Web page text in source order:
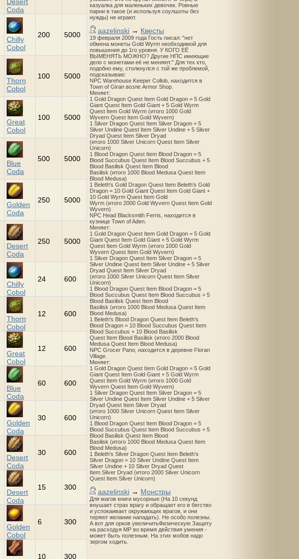
казуалка для маленьких девочек. Ровные
парни в такое (и используя соулшоты без
нужды) не играют.
aazelinski → Квесты
19 февраля 2009 года Гость писал: "нет
обмена монеты Gold Wyrm необходимой для
повышения до 1го уровня. У КОГО ЕЁ
ВЫМЕНЯТЬ МОЖНО? Другие НПС имеющие
дело с монетами её не меняют." Для тех кто,
подобно ему, столкнулся с той же проблемой,
подсказываю:
NPC Warehouse Keeper Collob, находится в
Town of Giran возле Armor Shop.
Меняет:
1 Gold Dragon Quest Item Gold Dragon = 5 Gold
Giant Quest Item Gold Giant + 5 Gold Wyrm
Quest Item Gold Wyrm (итого 1000 Gold
Wyvern Quest Item Gold Wyvern)
1 Silver Dragon Quest Item Silver Dragon = 5
Silver Undine Quest Item Silver Undine + 5 Silver
Dryad Quest Item Silver Dryad
(итого 1000 Silver Unicorn Quest Item Silver
Unicorn)
1 Blood Dragon Quest Item Blood Dragon = 5
Blood Succubus Quest Item Blood Succubus + 5
Blood Basilisk Quest Item Blood
Basilisk (итого 1000 Blood Medusa Quest Item
Blood Medusa)
1 Beleth's Gold Dragon Quest Item Beleth’s Gold
Dragon = 10 Gold Giant Quest Item Gold Giant +
10 Gold Wyrm Quest Item Gold
Wyrm (итого 2000 Gold Wyvern Quest Item Gold
Wyvern)
NPC Head Blacksmith Ferris, находится в
кузнице Town of Aden.
Меняет:
1 Gold Dragon Quest Item Gold Dragon = 5 Gold
Giant Quest Item Gold Giant + 5 Gold Wyrm
Quest Item Gold Wyrm (итого 1000 Gold
Wyvern Quest Item Gold Wyvern)
1 Silver Dragon Quest Item Silver Dragon = 5
Silver Undine Quest Item Silver Undine + 5 Silver
Dryad Quest Item Silver Dryad
(итого 1000 Silver Unicorn Quest Item Silver
Unicorn)
1 Blood Dragon Quest Item Blood Dragon = 5
Blood Succubus Quest Item Blood Succubus + 5
Blood Basilisk Quest Item Blood
Basilisk (итого 1000 Blood Medusa Quest Item
Blood Medusa)
1 Beleth's Blood Dragon Quest Item Beleth’s
Blood Dragon = 10 Blood Succubus Quest Item
Blood Succubus + 10 Blood Basilisk
Quest Item Blood Basilisk (итого 2000 Blood
Medusa Quest Item Blood Medusa)
NPC Grocer Pano, находится в деревне Floran
Village.
Меняет:
1 Gold Dragon Quest Item Gold Dragon = 5 Gold
Giant Quest Item Gold Giant + 5 Gold Wyrm
Quest Item Gold Wyrm (итого 1000 Gold
Wyvern Quest Item Gold Wyvern)
1 Silver Dragon Quest Item Silver Dragon = 5
Silver Undine Quest Item Silver Undine + 5 Silver
Dryad Quest Item Silver Dryad
(итого 1000 Silver Unicorn Quest Item Silver
Unicorn)
1 Blood Dragon Quest Item Blood Dragon = 5
Blood Succubus Quest Item Blood Succubus + 5
Blood Basilisk Quest Item Blood
Basilisk (итого 1000 Blood Medusa Quest Item
Blood Medusa)
1 Beleth's Silver Dragon Quest Item Beleth’s
Silver Dragon = 10 Silver Undine Quest Item
Silver Undine + 10 Silver Dryad Quest
Item Silver Dryad (итого 2000 Silver Unicorn
Quest Item Silver Unicorn)
aazelinski → Монстры
Для магов книги мусорные (На 10 секунд
внушает страх врагу и обращает его в бегство
и успокаивает окружающих врагов, и они
теряют желание нападать). Не особо полезны.
А вот для орков увеличитьФизическую Защиту
на расходуя MP во время действия умения -
может быть полезным. На этих мобов надо
зергом ходить.
Coda
Chilly
Cobol
200 5000
Thorn
Cobol
100 5000
Great
Cobol
100 5000
Blue
Coda
500 5000
Golden
Coda
250 5000
Desert
Coda
250 5000
Chilly
Cobol
24 600
Thorn
Cobol
12 600
Great
Cobol
12 600
Blue
Coda
60 600
Golden
Coda
30 600
Desert
Coda
30 600
Desert
Coda
15 300
Golden
Cobol
6 300
10 300